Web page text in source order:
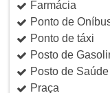
Farmácia
Ponto de
Ponto de táxi
Posto de
Posto de Saúde
Praça